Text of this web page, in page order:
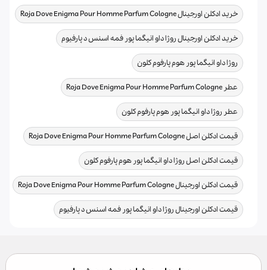
خرید ادکلن اورجینال Roja Dove Enigma Pour Homme Parfum Cologne ,
خرید ادکلن اورجینال روژا داو انیگما پور فمه اسنس د پارفیوم ,
روژا داو انیگما پور هوم پارفوم کلون ,
عطر Roja Dove Enigma Pour Homme Parfum Cologne ,
عطر روژا داو انیگما پور هوم پارفوم کلون ,
قیمت ادکلن اصل Roja Dove Enigma Pour Homme Parfum Cologne ,
قیمت ادکلن اصل روژا داو انیگما پور هوم پارفوم کلون ,
قیمت ادکلن اورجینال Roja Dove Enigma Pour Homme Parfum Cologne ,
قیمت ادکلن اورجینال روژا داو انیگما پور فمه اسنس د پارفیوم